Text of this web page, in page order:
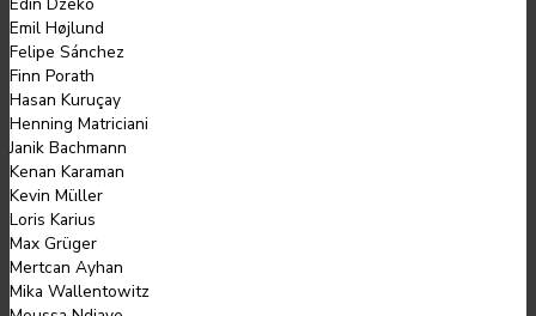
Emil Højlund
Felipe Sánchez
Finn Porath
Hasan Kuruçay
Henning Matriciani
Janik Bachmann
Kenan Karaman
Kevin Müller
Loris Karius
Max Grüger
Mertcan Ayhan
Mika Wallentowitz